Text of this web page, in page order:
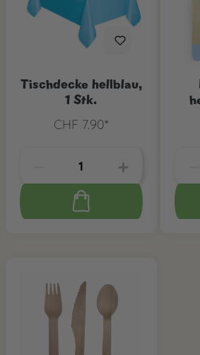
Tischdecke hellblau,
1 Stk.
CHF 7.90*